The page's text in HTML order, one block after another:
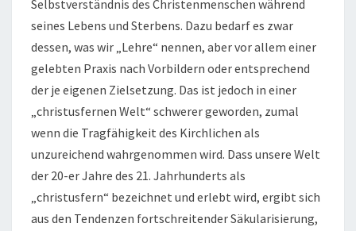
Selbstverständnis des Christenmenschen während
seines Lebens und Sterbens. Dazu bedarf es zwar
dessen, was wir „Lehre“ nennen, aber vor allem einer
gelebten Praxis nach Vorbildern oder entsprechend
der je eigenen Zielsetzung. Das ist jedoch in einer
„christusfernen Welt“ schwerer geworden, zumal
wenn die Tragfähigkeit des Kirchlichen als
unzureichend wahrgenommen wird. Dass unsere Welt
der 20-er Jahre des 21. Jahrhunderts als
„christusfern“ bezeichnet und erlebt wird, ergibt sich
aus den Tendenzen fortschreitender Säkularisierung,